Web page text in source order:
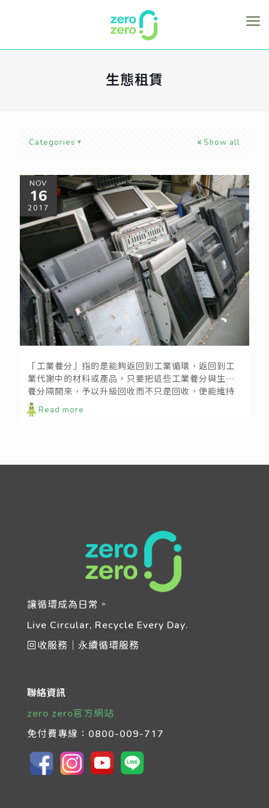
生態租賃
Categories Show all
NOV
16
2017
工業的「新陳代謝」？！好的設計像大自然，沒有浪費這回事
「工業養分」指的是能夠返回到工業循環，返回到工
業代謝中的材料或產品。只要把這些工業養分與生物
養分隔開來，予以升級回收而不只是回收，便能維持
它們在封閉式工業循環中的高品質。舉例來說，堅固
的電腦塑膠外殼可以繼續作為堅固的電腦塑膠外殼循
Read more
讓循環成為日常。
Live Circular, Recycle Every Day.
回收服務｜永續循環服務
聯絡資訊
zero zero官方網站
免付費專線： 0800-009-717